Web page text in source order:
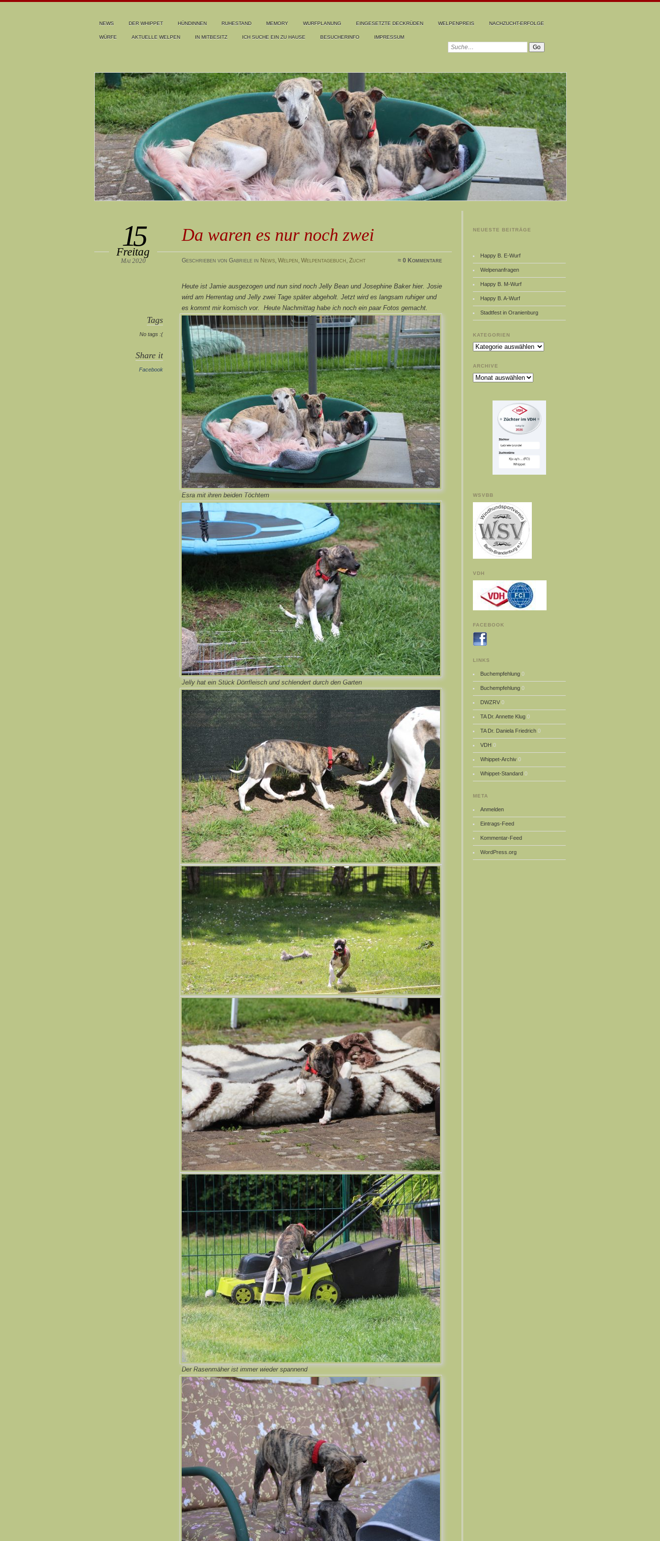
NEWS DER WHIPPET HÜNDINNEN RUHESTAND MEMORY WURFPLANUNG EINGESETZTE DECKRÜDEN WELPENPREIS NACHZUCHT-ERFOLGE
WÜRFE AKTUELLE WELPEN IN MITBESITZ ICH SUCHE EIN ZU HAUSE BESUCHERINFO IMPRESSUM
Da waren es nur noch zwei
15
Freitag
Mai 2020 Geschrieben von Gabriele in News, Welpen, Welpentagebuch, Zucht ≈ 0 Kommentare
Tags
No tags :(
Share it
Facebook
Heute ist Jamie ausgezogen und nun sind noch Jelly Bean und Josephine Baker hier. Josie
wird am Herrentag und Jelly zwei Tage später abgeholt. Jetzt wird es langsam ruhiger und
es kommt mir komisch vor. Heute Nachmittag habe ich noch ein paar Fotos gemacht.
Esra mit ihren beiden Töchtern
Jelly hat ein Stück Dörrfleisch und schlendert durch den Garten
Der Rasenmäher ist immer wieder spannend
NEUESTE BEITRÄGE
Happy B. E-Wurf
Welpenanfragen
Happy B. M-Wurf
Happy B. A-Wurf
Stadtfest in Oranienburg
KATEGORIEN
Kategorien
ARCHIVE
Archive
WSVBB
VDH
FACEBOOK
LINKS
Buchempfehlung0
Buchempfehlung0
DWZRV0
TA Dr. Annette Klug0
TA Dr. Daniela Friedrich0
VDH 0
Whippet-Archiv0
Whippet-Standard0
META
Anmelden
Eintrags-Feed
Kommentar-Feed
WordPress.org